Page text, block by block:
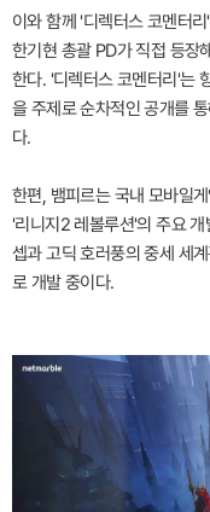
이와 함께 '디렉터스 코멘터
한기현 총괄 PD가 직접 등장
한다. '디렉터스 코멘터리'
을 주제로 순차적인 공개를
다.
한편, 뱀피르는 국내 모바일
'리니지2 레볼루션'의 주요
셉과 고딕 호러풍의 중세 세
로 개발 중이다.